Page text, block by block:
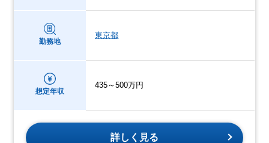
勤務地
東京都
想定年収
435～500万円
詳しく見る